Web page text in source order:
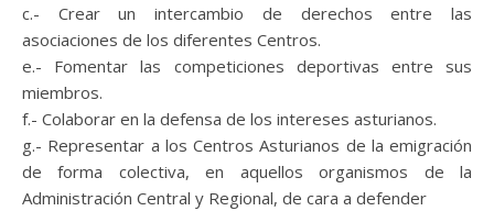
c.- Crear un intercambio de derechos entre las
asociaciones de los diferentes Centros.
e.- Fomentar las competiciones deportivas entre sus
miembros.
f.- Colaborar en la defensa de los intereses asturianos.
g.- Representar a los Centros Asturianos de la emigración
de forma colectiva, en aquellos organismos de la
Administración Central y Regional, de cara a defender